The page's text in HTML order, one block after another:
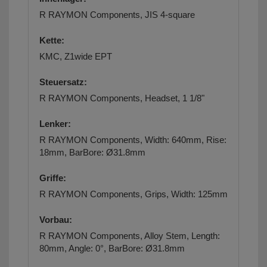
R RAYMON Components, JIS 4-square
Kette:
KMC, Z1wide EPT
Steuersatz:
R RAYMON Components, Headset, 1 1/8"
Lenker:
R RAYMON Components, Width: 640mm, Rise:
18mm, BarBore: Ø31.8mm
Griffe:
R RAYMON Components, Grips, Width: 125mm
Vorbau:
R RAYMON Components, Alloy Stem, Length:
80mm, Angle: 0°, BarBore: Ø31.8mm